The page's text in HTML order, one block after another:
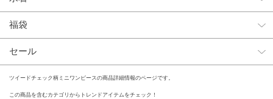
福袋
セール
ツイードチェック柄ミニワンピースの商品詳細情報のページです。
この商品を含むカテゴリからトレンドアイテムをチェック！